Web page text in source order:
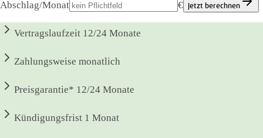
Abschlag/Monat € Jetzt berechnen
Vertragslaufzeit 12/24 Monate
Zahlungsweise monatlich
Preisgarantie* 12/24 Monate
Kündigungsfrist 1 Monat